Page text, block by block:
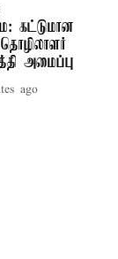
கட்டுமான
அமைப்பு
ago